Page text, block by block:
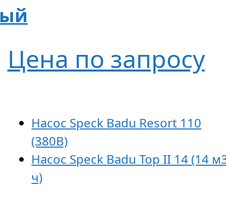
Цена по запросу
Насос Speck Badu Resort 110
(380В)
Насос Speck Badu Top II 14 (14
ч)